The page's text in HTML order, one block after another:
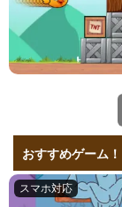
おすすめゲーム！